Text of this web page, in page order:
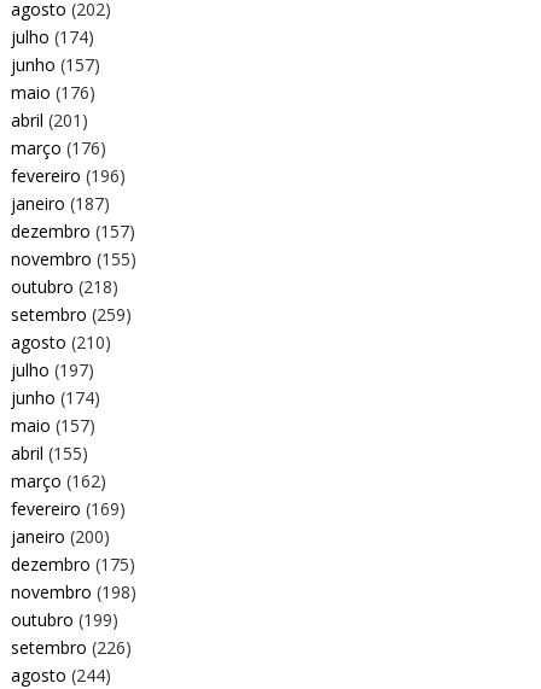
agosto (202)
julho (174)
junho (157)
maio (176)
abril (201)
março (176)
fevereiro (196)
janeiro (187)
dezembro (157)
novembro (155)
outubro (218)
setembro (259)
agosto (210)
julho (197)
junho (174)
maio (157)
abril (155)
março (162)
fevereiro (169)
janeiro (200)
dezembro (175)
novembro (198)
outubro (199)
setembro (226)
agosto (244)